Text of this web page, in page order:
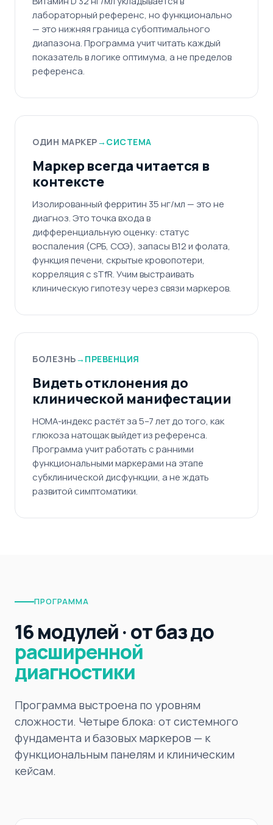
лабораторный референс, но функционально
— это нижняя граница субоптимального
диапазона. Программа учит читать каждый
показатель в логике оптимума, а не пределов
референса.
ОДИН МАРКЕР→ СИСТЕМА
Маркер всегда читается в
контексте
Изолированный ферритин 35 нг/мл — это не
диагноз. Это точка входа в
дифференциальную оценку: статус
воспаления (СРБ, СОЭ), запасы B12 и фолата,
функция печени, скрытые кровопотери,
корреляция с sTfR. Учим выстраивать
клиническую гипотезу через связи маркеров.
БОЛЕЗНЬ→ ПРЕВЕНЦИЯ
Видеть отклонения до
клинической манифестации
HOMA-индекс растёт за 5–7 лет до того, как
глюкоза натощак выйдет из референса.
Программа учит работать с ранними
функциональными маркерами на этапе
субклинической дисфункции, а не ждать
развитой симптоматики.
ПРОГРАММА
16 модулей · от баз до
расширенной
диагностики
Программа выстроена по уровням
сложности. Четыре блока: от системного
фундамента и базовых маркеров — к
функциональным панелям и клиническим
кейсам.